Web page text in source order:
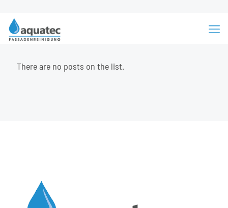
There are no posts on the list.